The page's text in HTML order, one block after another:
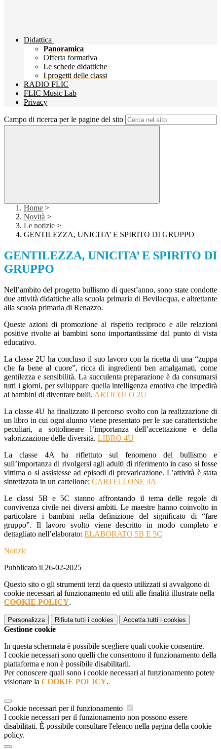
Didattica
Panoramica
Offerta formativa
Le schede didattiche
I progetti delle classi
RADIO FLIC
FLIC Music Lab
Privacy
Campo di ricerca per le pagine del sito
Home >
Novità >
Le notizie >
GENTILEZZA, UNICITA’ E SPIRITO DI GRUPPO
GENTILEZZA, UNICITA’ E SPIRITO DI
GRUPPO
Nell’ambito del progetto bullismo di quest’anno, sono state condotte
due attività didattiche alla scuola primaria di Bevilacqua, e altrettante
alla scuola primaria di Renazzo.
Queste azioni di promozione al rispetto reciproco e alle relazioni
positive rivolte ai bambini sono importantissime dal punto di vista
educativo.
La classe 2U ha concluso il suo lavoro con la ricetta di una “zuppa
che fa bene al cuore”, ricca di ingredienti ben amalgamati, come
gentilezza e sensibilità. La succulenta preparazione è da consumarsi
tutti i giorni, per sviluppare quella intelligenza emotiva che impedirà
ai bambini di diventare bulli. ARTICOLO 2U
La classe 4U ha finalizzato il percorso svolto con la realizzazione di
un libro in cui ogni alunno viene presentato per le sue caratteristiche
peculiari, a sottolineare l’importanza dell’accettazione e della
valorizzazione delle diversità. LIBRO 4U
La classe 4A ha riflettuto sul fenomeno del bullismo e
sull’importanza di rivolgersi agli adulti di riferimento in caso si fosse
vittima o si assistesse ad episodi di prevaricazione. L’attività è stata
sintetizzata in un cartellone: CARTELLONE 4A
Le classi 5B e 5C stanno affrontando il tema delle regole di
convivenza civile nei diversi ambiti. Le maestre hanno coinvolto in
particolare i bambini nella definizione del significato di “fare
gruppo”. Il lavoro svolto viene descritto in modo completo e
dettagliato nell’elaborato: ELABORATO 5B E 5C
Notizie
Pubblicato il 26-02-2025
Questo sito o gli strumenti terzi da questo utilizzati si avvalgono di
cookie necessari al funzionamento ed utili alle finalità illustrate nella
COOKIE POLICY.
Personalizza Rifiuta tutti i cookies Accetta tutti i cookies
Gestione cookie
In questa schermata è possibile scegliere quali cookie consentire.
I cookie necessari sono quelli che consentono il funzionamento della
piattaforma e non è possibile disabilitarli.
Per conoscere quali sono i cookie necessari al funzionamento potete
visionare la COOKIE POLICY.
Cookie necessari per il funzionamento
I cookie necessari per il funzionamento non possono essere
disabilitati. È possibile consultare l'elenco nella pagina della cookie
policy.